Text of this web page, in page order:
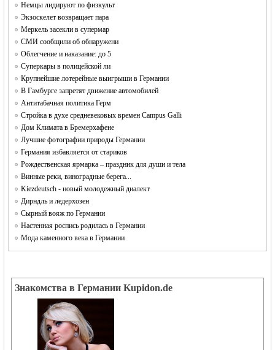
Немцы лидируют по физкульт
Экзоскелет возвращает пара
Меркель засекли в супермар
СМИ сообщили об обнаружени
Облегчение и наказание: до 5
Суперкары в полицейской ли
Крупнейшие лотерейные выигрыши в Германии
В Гамбурге запретят движение автомобилей
Антитабачная политика Герм
Стройка в духе средневековых времен Campus Galli
Дом Климата в Бремерхафене
Лучшие фотографии природы Германии
Германия избавляется от стариков
Рождественская ярмарка – праздник для души и тела
Винные реки, виноградные берега...
Kiezdeutsch - новый молодежный диалект
Дирндль и ледерхозен
Сырный вояж по Германии
Настенная роспись родилась в Германии
Мода каменного века в Германии
Знакомства в Германии Kupidon.de